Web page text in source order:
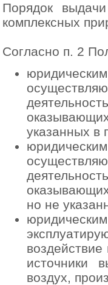
Порядок
комплексных
Согласно п. 2
указанных в
но не
источники
воздух,